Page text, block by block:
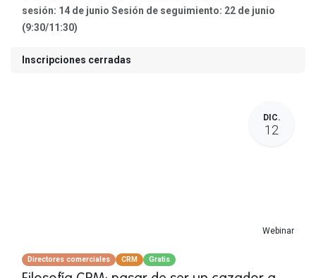
sesión: 14 de junio Sesión de seguimiento: 22 de junio
(9:30/11:30)
Inscripciones cerradas
DIC.
12
Webinar
Directores comerciales CRM Gratis